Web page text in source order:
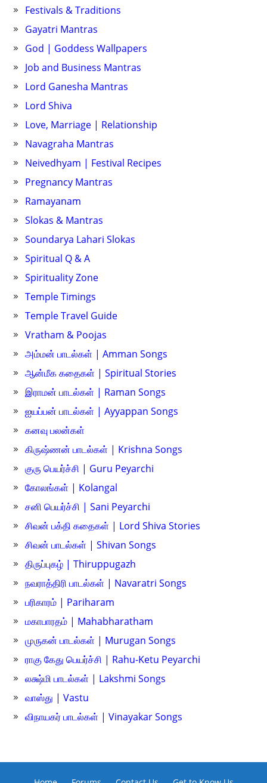
Festivals & Traditions
Gayatri Mantras
God | Goddess Wallpapers
Job and Business Mantras
Lord Ganesha Mantras
Lord Shiva
Love, Marriage | Relationship
Navagraha Mantras
Neivedhyam | Festival Recipes
Pregnancy Mantras
Ramayanam
Slokas & Mantras
Soundarya Lahari Slokas
Spiritual Q & A
Spirituality Zone
Temple Timings
Temple Travel Guide
Vratham & Poojas
அம்மன் பாடல்கள் | Amman Songs
ஆன்மீக கதைகள் | Spiritual Stories
இராமன் பாடல்கள் | Raman Songs
ஐயப்பன் பாடல்கள் | Ayyappan Songs
கனவு பலன்கள்
கிருஷ்ணன் பாடல்கள் | Krishna Songs
குரு பெயர்ச்சி | Guru Peyarchi
கோலங்கள் | Kolangal
சனி பெயர்ச்சி | Sani Peyarchi
சிவன் பக்தி கதைகள் | Lord Shiva Stories
சிவன் பாடல்கள் | Shivan Songs
திருப்புகழ் | Thiruppugazh
நவராத்திரி பாடல்கள் | Navaratri Songs
பரிகாரம் | Pariharam
மகாபாரதம் | Mahabharatham
முருகன் பாடல்கள் | Murugan Songs
ராகு கேது பெயர்ச்சி | Rahu-Ketu Peyarchi
லக்ஷ்மி பாடல்கள் | Lakshmi Songs
வாஸ்து | Vastu
விநாயகர் பாடல்கள் | Vinayakar Songs